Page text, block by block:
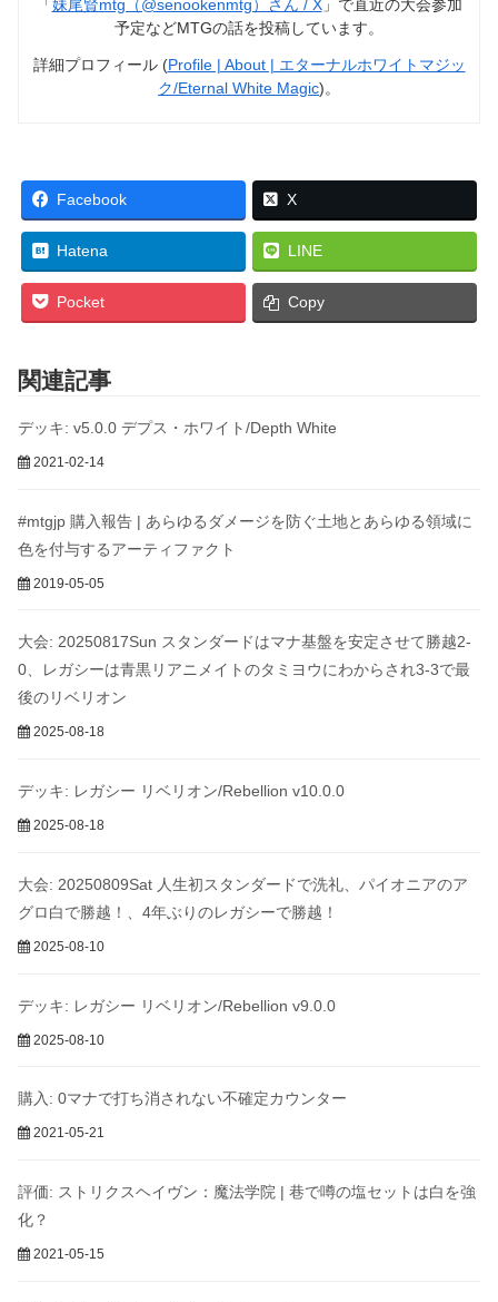
「 妹尾賢mtg（@senookenmtg）さん / X 」で直近の大会参加
予定などMTGの話を投稿しています。
詳細プロフィール (Profile | About | エターナルホワイトマジッ
ク/Eternal White Magic)。
Facebook X
Hatena LINE
Pocket Copy
関連記事
デッキ: v5.0.0 デプス・ホワイト/Depth White
2021-02-14
#mtgjp 購入報告 | あらゆるダメージを防ぐ土地とあらゆる領域に
色を付与するアーティファクト
2019-05-05
大会: 20250817Sun スタンダードはマナ基盤を安定させて勝越2-
0、レガシーは青黒リアニメイトのタミヨウにわからされ3-3で最
後のリベリオン
2025-08-18
デッキ: レガシー リベリオン/Rebellion v10.0.0
2025-08-18
大会: 20250809Sat 人生初スタンダードで洗礼、パイオニアのア
グロ白で勝越！、4年ぶりのレガシーで勝越！
2025-08-10
デッキ: レガシー リベリオン/Rebellion v9.0.0
2025-08-10
購入: 0マナで打ち消されない不確定カウンター
2021-05-21
評価: ストリクスヘイヴン：魔法学院 | 巷で噂の塩セットは白を強
化？
2021-05-15